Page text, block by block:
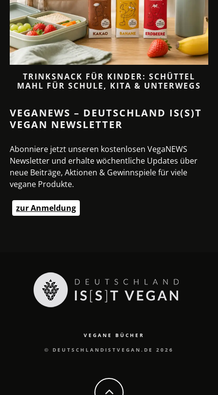
TRINKSNACK FÜR KINDER: SCHÜTTEL
MAHL FÜR SCHULE, KITA & UNTERWEGS
VEGANEWS – DEUTSCHLAND IS(S)T
VEGAN NEWSLETTER
Abonniere jetzt unseren kostenlosen VegaNEWS
Newsletter und erhalte wöchentliche Updates über
neue Beiträge, Aktionen & Gewinnspiele für viele
vegane Produkte.
zur Anmeldung
VEGANE BÜCHER
© DEUTSCHLANDISTVEGAN.DE 2026